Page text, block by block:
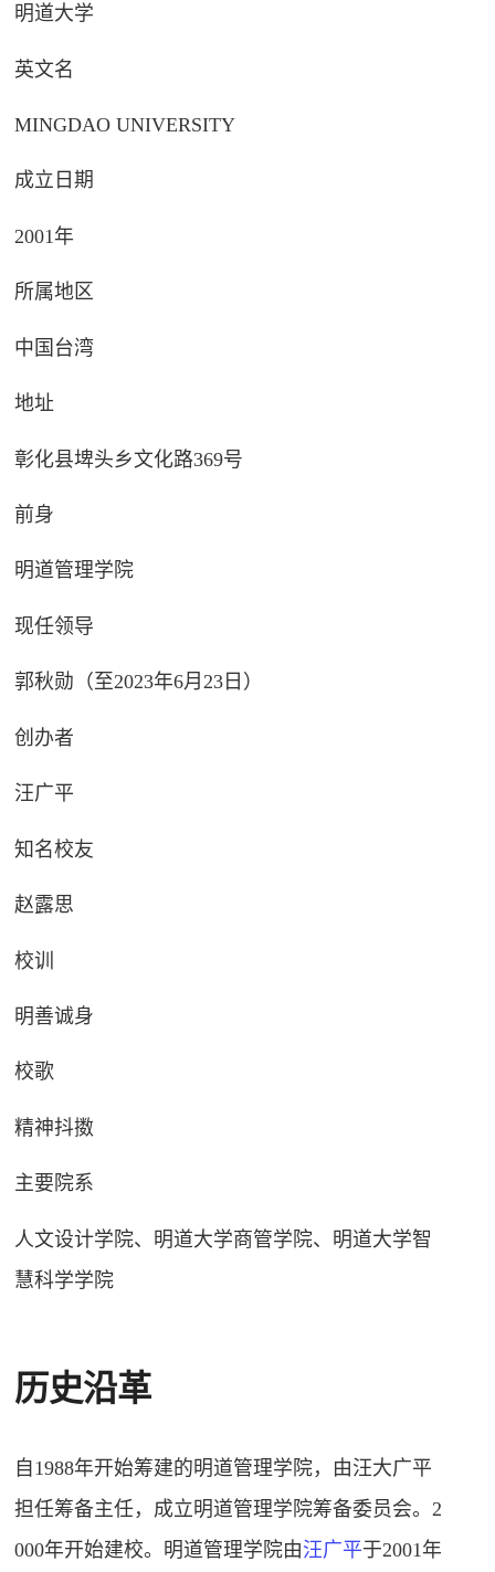
明道大学
英文名
MINGDAO UNIVERSITY
成立日期
2001年
所属地区
中国台湾
地址
彰化县埤头乡文化路369号
前身
明道管理学院
现任领导
郭秋勋（至2023年6月23日）
创办者
汪广平
知名校友
赵露思
校训
明善诚身
校歌
精神抖擞
主要院系
人文设计学院、明道大学商管学院、明道大学智
慧科学学院
历史沿革
自1988年开始筹建的明道管理学院，由汪大广平
担任筹备主任，成立明道管理学院筹备委员会。2
000年开始建校。明道管理学院由汪广平于2001年